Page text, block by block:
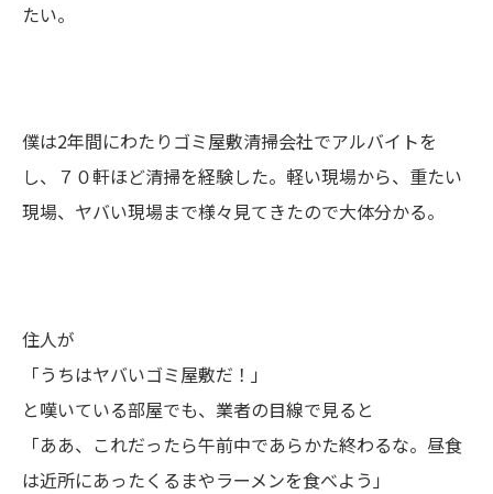
たい。
僕は2年間にわたりゴミ屋敷清掃会社でアルバイトを
し、７０軒ほど清掃を経験した。軽い現場から、重たい
現場、ヤバい現場まで様々見てきたので大体分かる。
住人が
「うちはヤバいゴミ屋敷だ！」
と嘆いている部屋でも、業者の目線で見ると
「ああ、これだったら午前中であらかた終わるな。昼食
は近所にあったくるまやラーメンを食べよう」